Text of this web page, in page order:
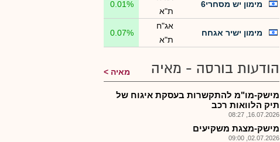
מימון יש מסחרי6
ת"א
0.01%
מימון ישיר אגחח
אג"ח
ת"א
0.07%
הודעות בורסה - מאיה מאיה
מישק-מו"מ להתקשרות בעסקת איגוח של
תיק הלוואות רכב
16.07.2026, 08:27
מישק-מצגת משקיעים
02.07.2026, 09:00